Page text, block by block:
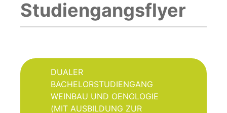
Studiengangsflyer
DUALER
BACHELORSTUDIENGANG
WEINBAU UND OENOLOGIE
(MIT AUSBILDUNG ZUR